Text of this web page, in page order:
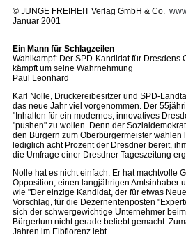
© JUNGE FREIHEIT Verlag GmbH & Co.
Januar 2001
Ein Mann für Schlagzeilen
Wahlkampf: Der SPD-Kandidat für Dresdens
kämpft um seine Wahrnehmung
Paul Leonhard
Karl Nolle, Druckereibesitzer und SPD-
das neue Jahr viel vorgenommen. Der
"Inhalten für ein modernes, innovatives
"pushen" zu wollen. Denn der
den Bürgern zum Oberbürgermeister
lediglich acht Prozent der Dresdner bereit,
die Umfrage einer Dresdner Tageszeitung
Nolle hat es nicht einfach. Er hat machtvolle
Opposition, einen langjährigen Amtsinhaber
wie "Der einzige Kandidat, der für etwas
Vorschlag, für die Dezernentenposten
sich der schwergewichtige Unternehmer
Bürgertum nicht gerade beliebt gemacht.
Jahren im Elbflorenz lebt.